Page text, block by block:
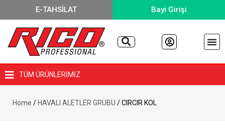
E-TAHSİLAT Bayi Girişi
TÜM ÜRÜNLERİMİZ
Home / HAVALI ALETLER GRUBU / CIRCIR KOL